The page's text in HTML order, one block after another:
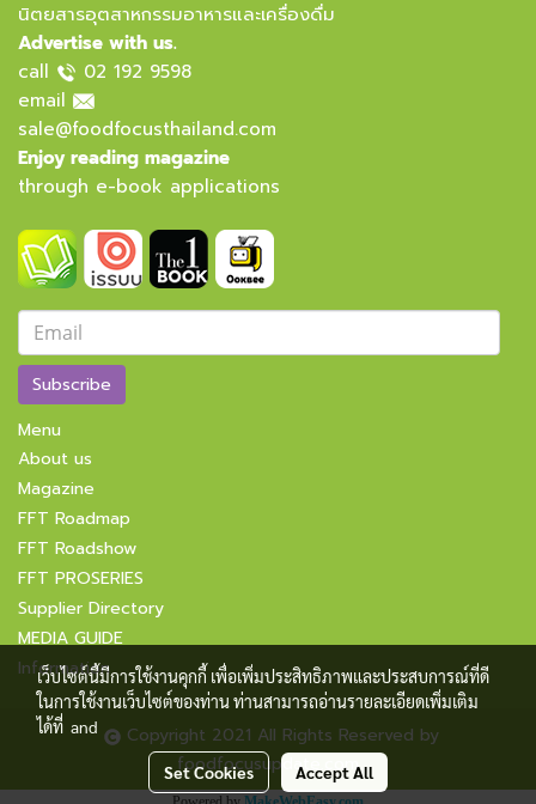
นิตยสารอุตสาหกรรมอาหารและเครื่องดื่ม
Advertise with us.
call
02 192 9598
email
sale@foodfocusthailand.com
Enjoy reading magazine
through e-book applications
Subscribe
Menu
About us
Magazine
FFT Roadmap
FFT Roadshow
FFT PROSERIES
Supplier Directory
MEDIA GUIDE
Information
Copyright 2021 All Rights Reserved by
foodfocusupdate.com
เว็บไซต์นี้มีการใช้งานคุกกี้ เพื่อเพิ่มประสิทธิภาพและประสบการณ์ที่ดี
ในการใช้งานเว็บไซต์ของท่าน ท่านสามารถอ่านรายละเอียดเพิ่มเติม
ได้ที่ and
Set Cookies Accept All